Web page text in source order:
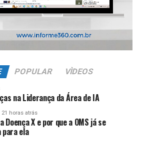
POPULAR VÌDEOS
na Liderança da Área de IA
21 horas atrás
Doença X e por que a OMS já se
ela